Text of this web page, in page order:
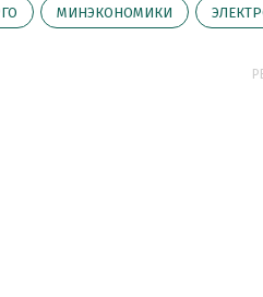
МИНЭКОНОМИКИ